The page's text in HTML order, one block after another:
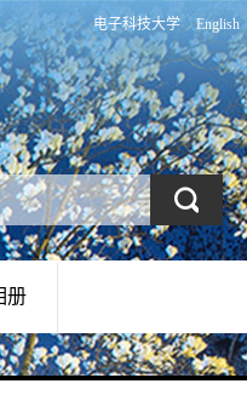
电子科技大学 English
册